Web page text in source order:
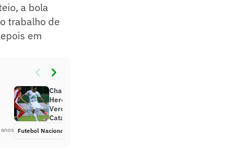
a bola
trabalho de
em
anos
Chapecoense pressiona, mas
Hercílio Luz é mais efetivo e
Verdão perde a primeira no
Catarinense
Futebol Nacional